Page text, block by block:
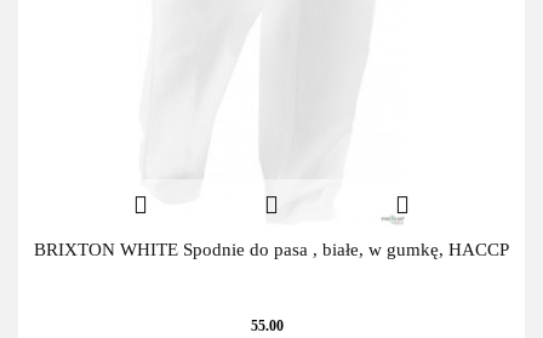
BRIXTON WHITE Spodnie do pasa , białe, w gumkę, HACCP
55.00